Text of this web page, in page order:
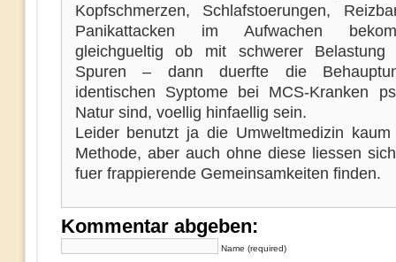
Kopfschmerzen, Schlafstoerungen,
Panikattacken im Aufwachen
gleichgueltig ob mit schwerer
Spuren – dann duerfte die
identischen Syptome bei MCS-Kranken
Natur sind, voellig hinfaellig sein.
Leider benutzt ja die Umweltmedizin
Methode, aber auch ohne diese liessen
fuer frappierende Gemeinsamkeiten finden.
Kommentar abgeben:
Name (required)